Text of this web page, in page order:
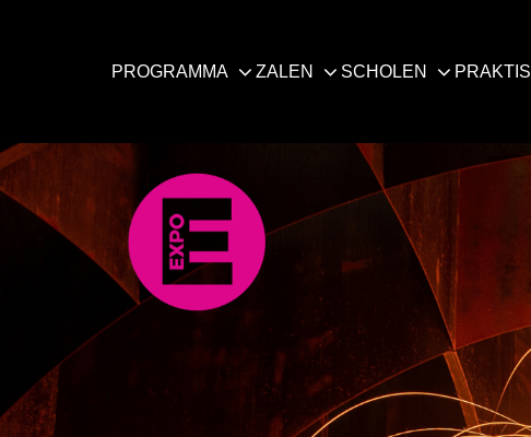
PROGRAMMA ZALEN SCHOLEN